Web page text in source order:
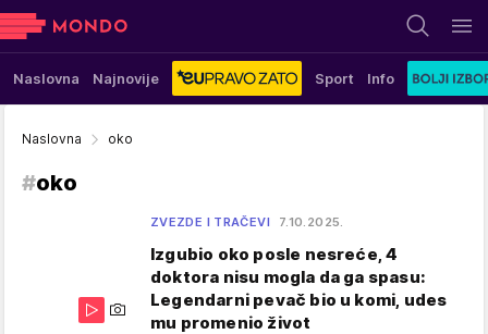
Naslovna Najnovije Sport Info
Naslovna oko
#oko
ZVEZDE I TRAČEVI 7.10.2025.
Izgubio oko posle nesreće, 4
doktora nisu mogla da ga spasu:
Legendarni pevač bio u komi, udes
mu promenio život